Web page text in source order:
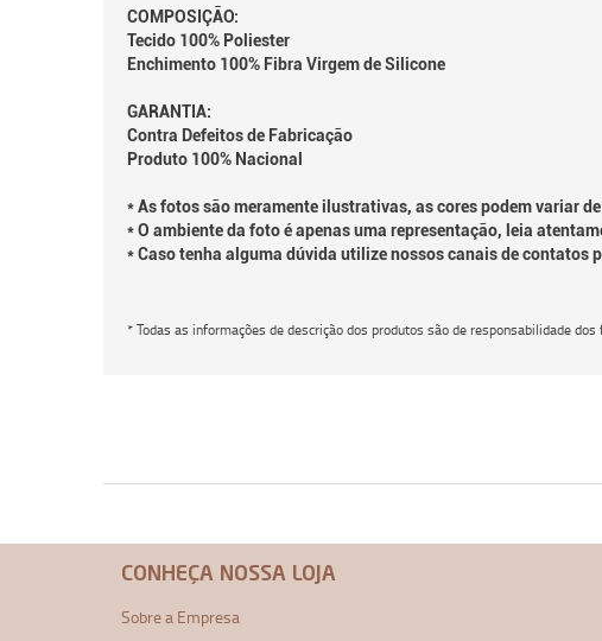
COMPOSIÇÃO:
Tecido 100% Poliester
Enchimento 100% Fibra Virgem de Silicone
GARANTIA:
Contra Defeitos de Fabricação
Produto 100% Nacional
* As fotos são meramente ilustrativas, as cores podem variar
* O ambiente da foto é apenas uma representação, leia
* Caso tenha alguma dúvida utilize nossos canais de contatos
* Todas as informações de descrição dos produtos são de responsabilidade
CONHEÇA NOSSA LOJA
Sobre a Empresa